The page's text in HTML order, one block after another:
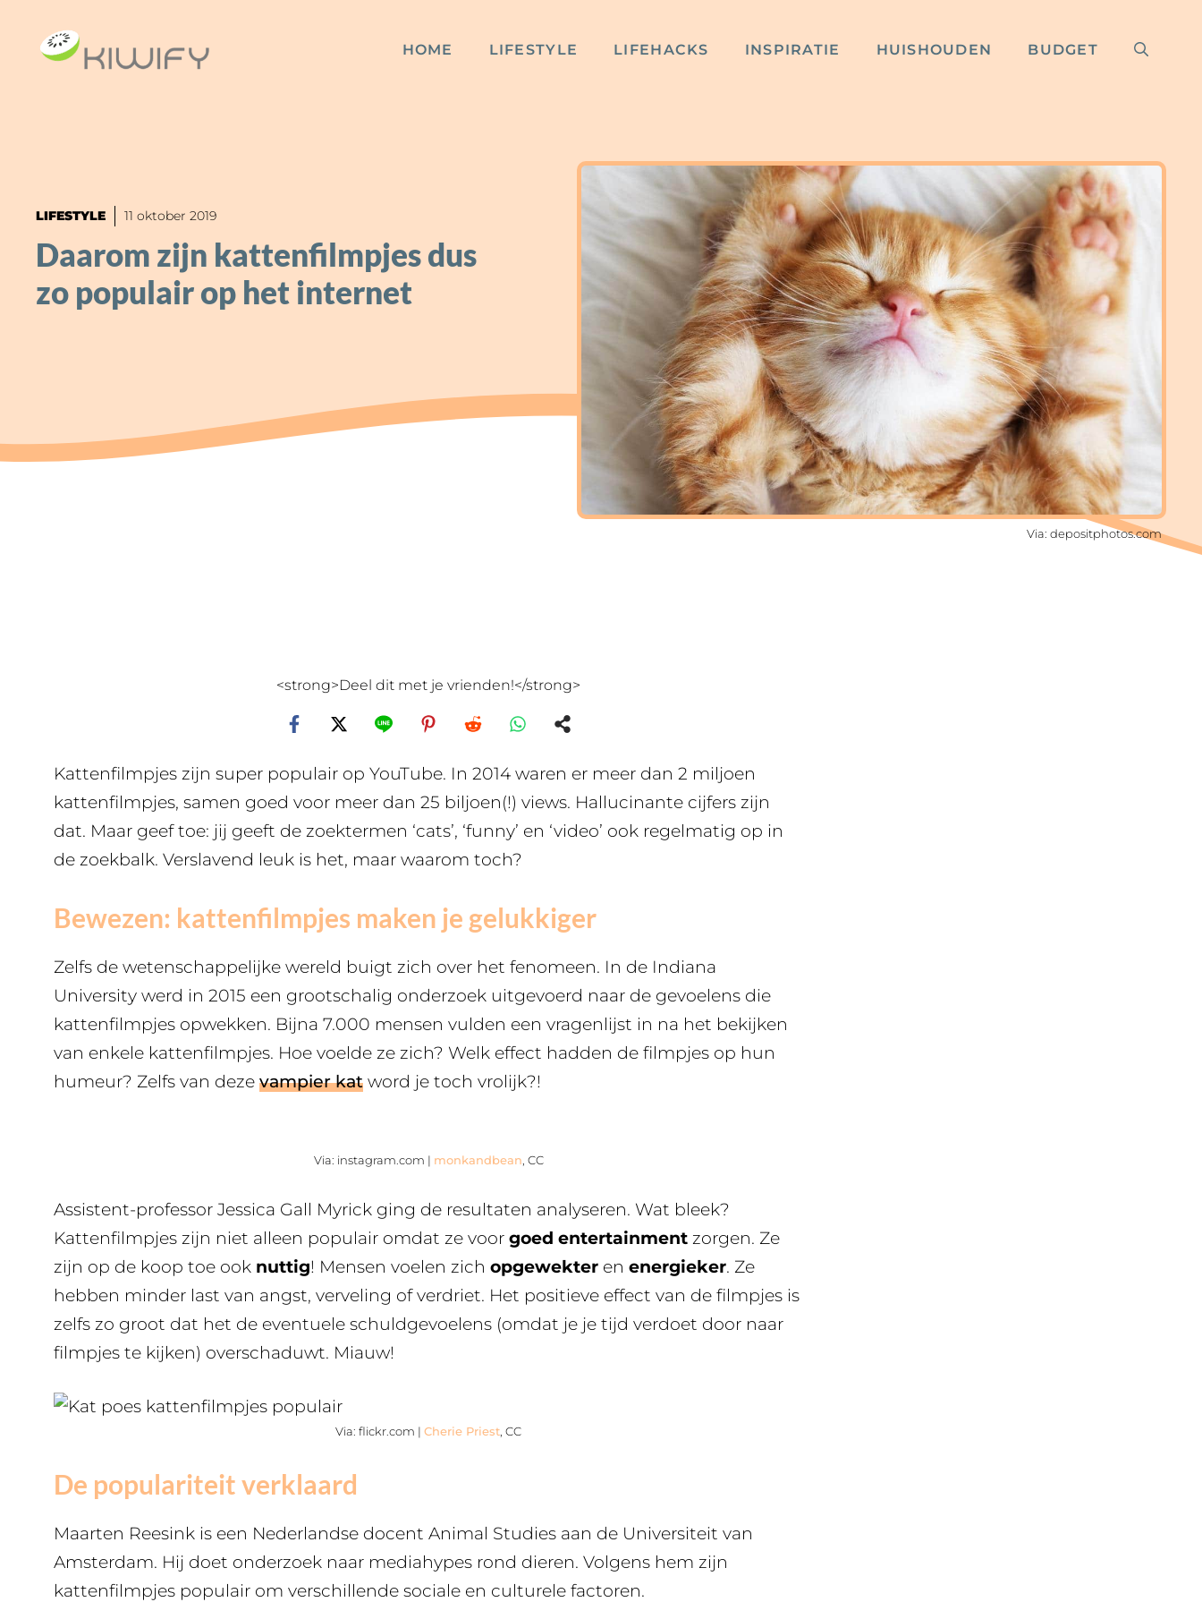
HOME LIFESTYLE LIFEHACKS INSPIRATIE HUISHOUDEN BUDGET
LIFESTYLE 11 oktober 2019
Daarom zijn kattenfilmpjes dus
zo populair op het internet
Via: depositphotos.com
<strong>Deel dit met je vrienden!</strong>
Kattenfilmpjes zijn super populair op YouTube. In 2014 waren er meer dan 2 miljoen
kattenfilmpjes, samen goed voor meer dan 25 biljoen(!) views. Hallucinante cijfers zijn
dat. Maar geef toe: jij geeft de zoektermen ‘cats’, ‘funny’ en ‘video’ ook regelmatig op in
de zoekbalk. Verslavend leuk is het, maar waarom toch?
Bewezen: kattenfilmpjes maken je gelukkiger
Zelfs de wetenschappelijke wereld buigt zich over het fenomeen. In de Indiana
University werd in 2015 een grootschalig onderzoek uitgevoerd naar de gevoelens die
kattenfilmpjes opwekken. Bijna 7.000 mensen vulden een vragenlijst in na het bekijken
van enkele kattenfilmpjes. Hoe voelde ze zich? Welk effect hadden de filmpjes op hun
humeur? Zelfs van deze vampier kat word je toch vrolijk?!
Via: instagram.com | monkandbean , CC
Assistent-professor Jessica Gall Myrick ging de resultaten analyseren. Wat bleek?
Kattenfilmpjes zijn niet alleen populair omdat ze voor goed entertainment zorgen. Ze
zijn op de koop toe ook nuttig! Mensen voelen zich opgewekter en energieker. Ze
hebben minder last van angst, verveling of verdriet. Het positieve effect van de filmpjes is
zelfs zo groot dat het de eventuele schuldgevoelens (omdat je je tijd verdoet door naar
filmpjes te kijken) overschaduwt. Miauw!
Via: flickr.com |Cherie Priest , CC
De populariteit verklaard
Maarten Reesink is een Nederlandse docent Animal Studies aan de Universiteit van
Amsterdam. Hij doet onderzoek naar mediahypes rond dieren. Volgens hem zijn
kattenfilmpjes populair om verschillende sociale en culturele factoren.